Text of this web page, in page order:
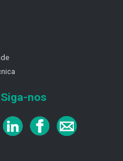
Siga-nos